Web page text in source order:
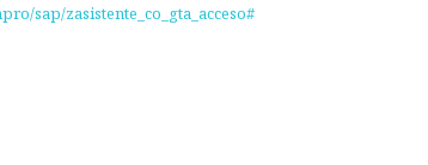
sap/zasistente_co_gta_acceso#